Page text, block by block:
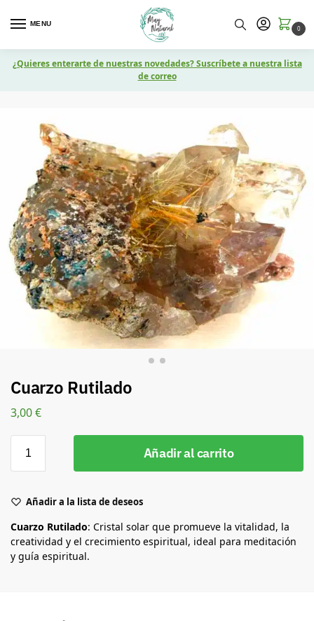
MENU
0
¿Quieres enterarte de nuestras novedades? Suscríbete a nuestra lista
de correo
Cuarzo Rutilado
3,00€
Añadir al carrito
Añadir a la lista de deseos
Cuarzo Rutilado: Cristal solar que promueve la vitalidad, la
creatividad y el crecimiento espiritual, ideal para meditación
y guía espiritual.